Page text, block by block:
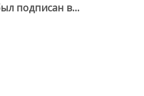
подписан в…